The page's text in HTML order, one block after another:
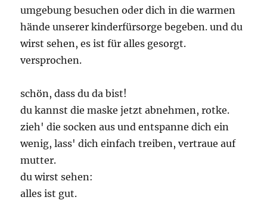
umgebung besuchen oder dich in die warmen
hände unserer kinderfürsorge begeben. und du
wirst sehen, es ist für alles gesorgt.
versprochen.
schön, dass du da bist!
du kannst die maske jetzt abnehmen, rotke.
zieh' die socken aus und entspanne dich ein
wenig, lass' dich einfach treiben, vertraue auf
mutter.
du wirst sehen:
alles ist gut.